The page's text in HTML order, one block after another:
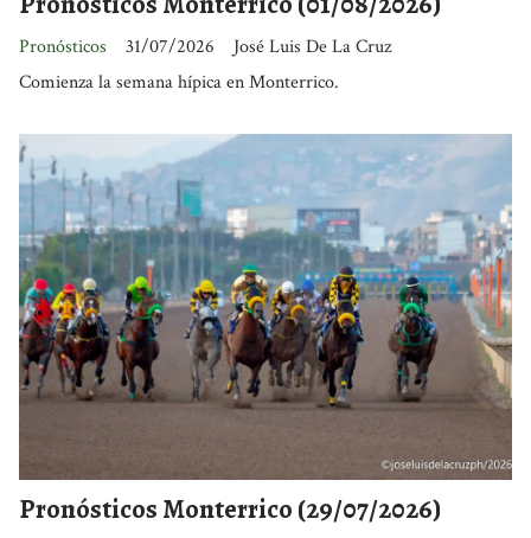
José Luis De La Cruz
Pronósticos
31/07/2026
Comienza la semana hípica en Monterrico.
Pronósticos Monterrico (29/07/2026)